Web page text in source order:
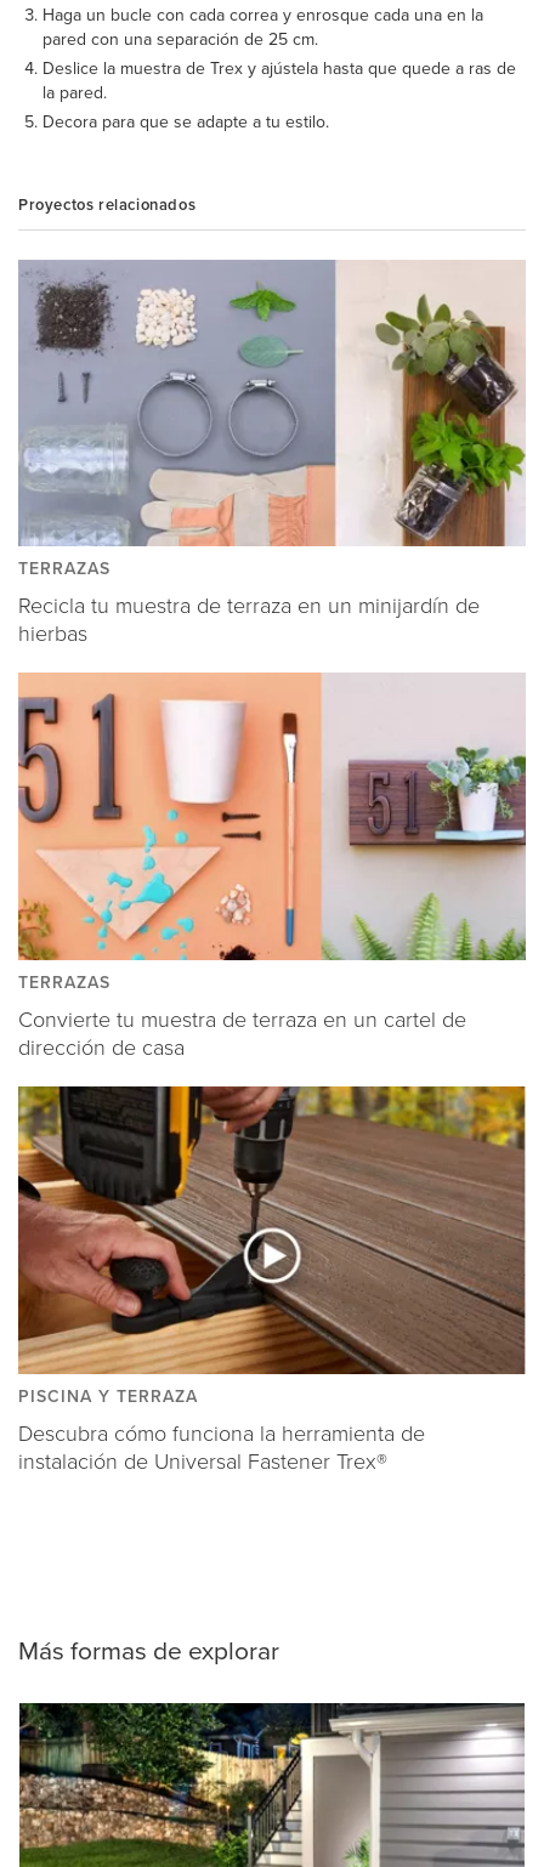
Haga un bucle con cada correa y enrosque cada una en la
pared con una separación de 25 cm.
Deslice la muestra de Trex y ajústela hasta que quede a ras de
la pared.
Decora para que se adapte a tu estilo.
Proyectos relacionados
TERRAZAS
Recicla tu muestra de terraza en un minijardín de
hierbas
TERRAZAS
Convierte tu muestra de terraza en un cartel de
dirección de casa
PISCINA Y TERRAZA
Descubra cómo funciona la herramienta de
instalación de Universal Fastener Trex®
Más formas de explorar